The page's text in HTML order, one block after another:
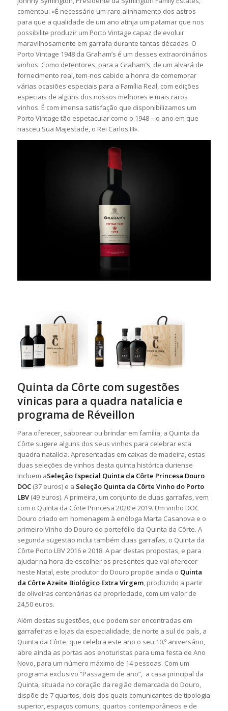
comentou: «É necessário um raro alinhamento dos astros
para que a qualidade de um ano atinja um patamar que nos
possibilite produzir um Porto Vintage capaz de evoluir
maravilhosamente em garrafa durante tantas décadas. O
Porto Vintage 1948 da Graham’s é um desses extraordinários
vinhos. Como detentores, para a Graham’s, de um alvará de
fornecimento real, tem-nos cabido a honra de comemorar
várias ocasiões especiais para a Família Real, com edições
especiais de alguns dos nossos melhores e mais raros
vinhos. É com imensa satisfação que disponibilizamos um
Porto Vintage tão espetacular como o 1948 – o ano em que
nasceu Sua Majestade, o Rei Carlos III».
Quinta da Côrte com sugestões
vínicas para a quadra natalícia e
programa de Réveillon
Para oferecer, saborear ou brindar em família, a Quinta da
Côrte sugere alguns dos seus vinhos para celebrar esta
quadra natalícia. Apresentadas em caixas de madeira, estas
duas seleções de vinhos desta quinta histórica duriense
incluem aSeleção Especial Quinta da Côrte Princesa Douro
DOC (37 euros) e a Seleção Quinta da Côrte Vinho do Porto
LBV(49 euros). A primeira, um conjunto de duas garrafas, vem
com o Quinta da Côrte Princesa 2020 e 2019. Um vinho DOC
Douro criado em homenagem à enóloga Marta Casanova e o
primeiro Vinho do Douro do portefólio da Quinta da Côrte. A
segunda sugestão inclui também duas garrafas, o Quinta da
Côrte Porto LBV 2016 e 2018. A par destas propostas, e para
ajudar na hora de escolher os presentes que vai oferecer
neste Natal, este produtor do Douro propõe ainda o Quinta
da Côrte Azeite Biológico Extra Virgem, produzido a partir
de oliveiras centenárias da propriedade, com um valor de
24,50 euros.
Além destas sugestões, que podem ser encontradas em
garrafeiras e lojas da especialidade, de norte a sul do país, a
Quinta da Côrte, que celebra este ano o seu 10.º aniversário,
abre ainda as portas aos enoturistas para uma festa de Ano
Novo, para um número máximo de 14 pessoas. Com um
programa exclusivo “Passagem de ano”, a casa principal da
Quinta, situada no coração da região demarcada do Douro,
dispõe de 7 quartos, dois dos quais comunicantes de tipologia
superior, espaços comuns, quartos contemporâneos e de